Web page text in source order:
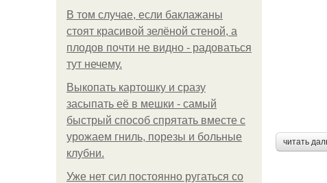
В том случае, если баклажаны
стоят красивой зелёной стеной, а
плодов почти не видно - радоваться
тут нечему.
Выкопать картошку и сразу
засыпать её в мешки - самый
быстрый способ спрятать вместе с
урожаем гниль, порезы и больные
клубни.
Уже нет сил постоянно ругаться со
читать